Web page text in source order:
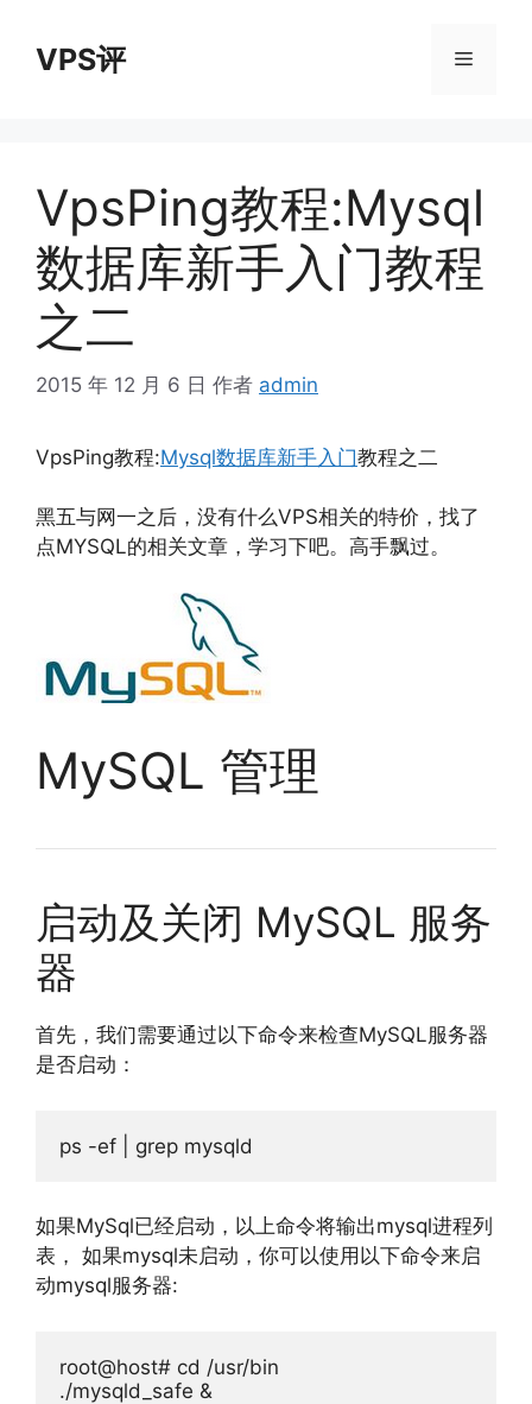
VPS评 菜
VpsPing教程:Mysql
数据库新手入门教程
之二
2015 年 12 月 6 日 作者 admin
VpsPing教程:Mysql数据库新手入门教程之二
黑五与网一之后，没有什么VPS相关的特价，找了
点MYSQL的相关文章，学习下吧。高手飘过。
MySQL 管理
启动及关闭 MySQL 服务
器
首先，我们需要通过以下命令来检查MySQL服务器
是否启动：
ps -ef grep mysqld
如果MySql已经启动，以上命令将输出mysql进程列
表， 如果mysql未启动，你可以使用以下命令来启
动mysql服务器:
root@host# cd /usr/bin
./mysqld_safe &